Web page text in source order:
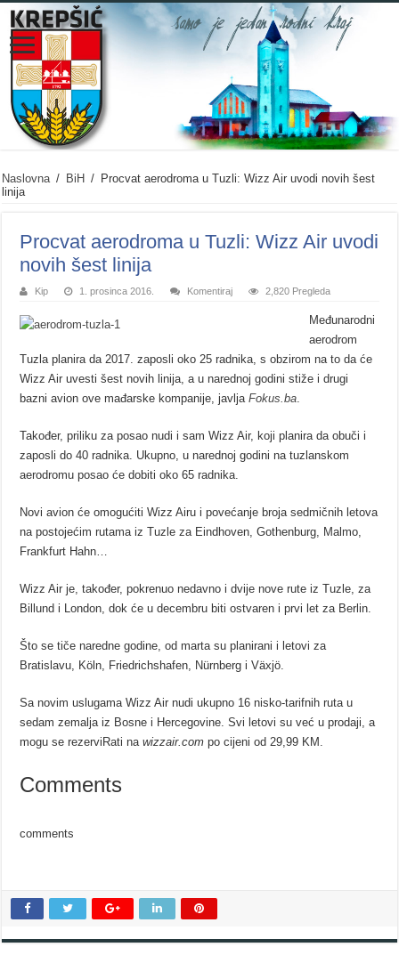
Naslovna / BiH / Procvat aerodroma u Tuzli: Wizz Air uvodi novih šest
linija
Procvat aerodroma u Tuzli: Wizz Air uvodi
novih šest linija
Kip 1. prosinca 2016. Komentiraj 2,820 Pregleda
Međunarodni
aerodrom
Tuzla planira da 2017. zaposli oko 25 radnika, s obzirom na to da će
Wizz Air uvesti šest novih linija, a u narednoj godini stiže i drugi
bazni avion ove mađarske kompanije, javljaFokus.ba.
Također, priliku za posao nudi i sam Wizz Air, koji planira da obuči i
zaposli do 40 radnika. Ukupno, u narednoj godini na tuzlanskom
aerodromu posao će dobiti oko 65 radnika.
Novi avion će omogućiti Wizz Airu i povećanje broja sedmičnih letova
na postojećim rutama iz Tuzle za Eindhoven, Gothenburg, Malmo,
Frankfurt Hahn…
Wizz Air je, također, pokrenuo nedavno i dvije nove rute iz Tuzle, za
Billund i London, dok će u decembru biti ostvaren i prvi let za Berlin.
Što se tiče naredne godine, od marta su planirani i letovi za
Bratislavu, Köln, Friedrichshafen, Nürnberg i Växjö.
Sa novim uslugama Wizz Air nudi ukupno 16 nisko-tarifnih ruta u
sedam zemalja iz Bosne i Hercegovine. Svi letovi su već u prodaji, a
mogu se rezerviRati nawizzair.com po cijeni od 29,99 KM.
Comments
comments